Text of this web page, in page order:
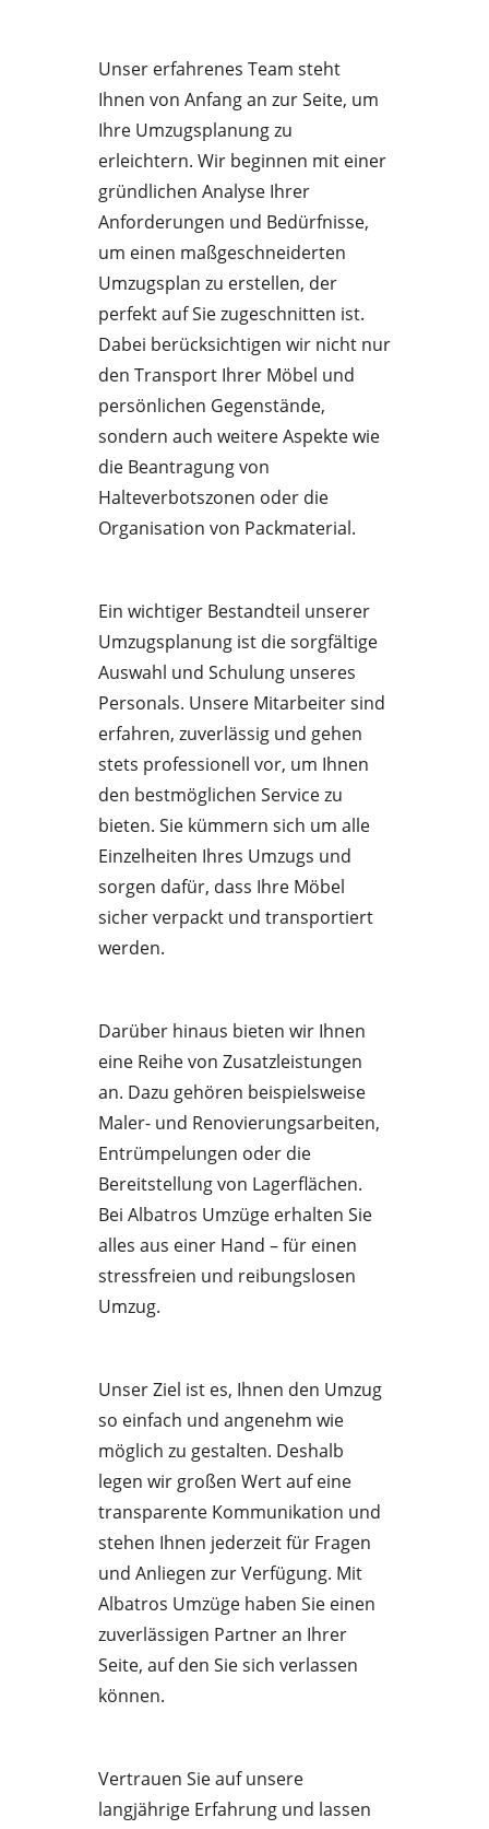
Unser erfahrenes Team steht
Ihnen von Anfang an zur Seite, um
Ihre Umzugsplanung zu
erleichtern. Wir beginnen mit einer
gründlichen Analyse Ihrer
Anforderungen und Bedürfnisse,
um einen maßgeschneiderten
Umzugsplan zu erstellen, der
perfekt auf Sie zugeschnitten ist.
Dabei berücksichtigen wir nicht nur
den Transport Ihrer Möbel und
persönlichen Gegenstände,
sondern auch weitere Aspekte wie
die Beantragung von
Halteverbotszonen oder die
Organisation von Packmaterial.
Ein wichtiger Bestandteil unserer
Umzugsplanung ist die sorgfältige
Auswahl und Schulung unseres
Personals. Unsere Mitarbeiter sind
erfahren, zuverlässig und gehen
stets professionell vor, um Ihnen
den bestmöglichen Service zu
bieten. Sie kümmern sich um alle
Einzelheiten Ihres Umzugs und
sorgen dafür, dass Ihre Möbel
sicher verpackt und transportiert
werden.
Darüber hinaus bieten wir Ihnen
eine Reihe von Zusatzleistungen
an. Dazu gehören beispielsweise
Maler- und Renovierungsarbeiten,
Entrümpelungen oder die
Bereitstellung von Lagerflächen.
Bei Albatros Umzüge erhalten Sie
alles aus einer Hand – für einen
stressfreien und reibungslosen
Umzug.
Unser Ziel ist es, Ihnen den Umzug
so einfach und angenehm wie
möglich zu gestalten. Deshalb
legen wir großen Wert auf eine
transparente Kommunikation und
stehen Ihnen jederzeit für Fragen
und Anliegen zur Verfügung. Mit
Albatros Umzüge haben Sie einen
zuverlässigen Partner an Ihrer
Seite, auf den Sie sich verlassen
können.
Vertrauen Sie auf unsere
langjährige Erfahrung und lassen